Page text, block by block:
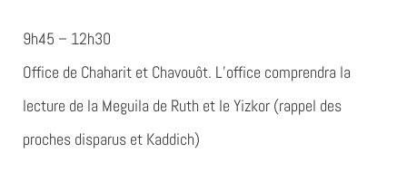
9h45 – 12h30
Office de Chaharit et Chavouôt. L’office comprendra la
lecture de la Meguila de Ruth et le Yizkor (rappel des
proches disparus et Kaddich)